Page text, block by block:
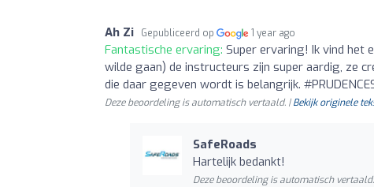
Ah Zi Gepubliceerd op 1 year ago
Fantastische ervaring: Super ervaring! Ik vind het
wilde gaan) de instructeurs zijn super aardig, ze
die daar gegeven wordt is belangrijk.
Deze beoordeling is automatisch vertaald. |Bekijk originele
SafeRoads
Hartelijk bedankt!
Deze beoordeling is automatisch